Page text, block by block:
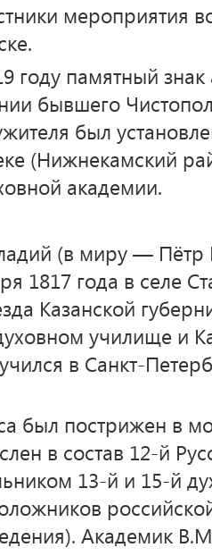
мероприятия
году памятный
бывшего
был
(Нижнекамский
академии.
(в миру — Пётр
1817 года в селе
Казанской
училище и
в Санкт-
был пострижен в
в состав 12-й
13-й и 15-й
Академик